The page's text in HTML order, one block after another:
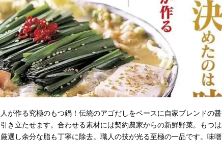
が作る究極のもつ鍋！伝統のアゴだしをベースに自家ブレンドの
引き立たせます。合わせる素材には契約農家からの新鮮野菜。もつ
選し余分な脂も丁寧に除去。職人の技が光る至極の一品です。味